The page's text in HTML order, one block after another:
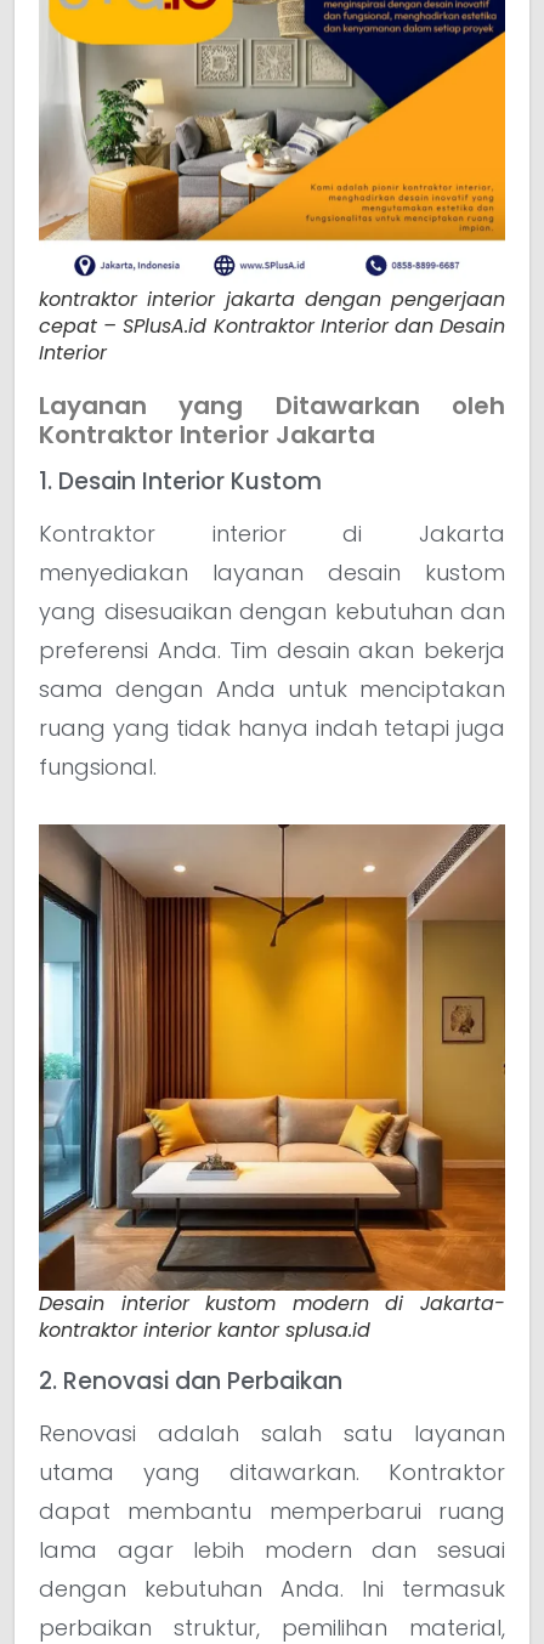
kontraktor interior jakarta dengan pengerjaan
cepat – SPlusA.id Kontraktor Interior dan Desain
Interior
Layanan yang Ditawarkan oleh
Kontraktor Interior Jakarta
1. Desain Interior Kustom
Kontraktor interior di Jakarta
menyediakan layanan desain kustom
yang disesuaikan dengan kebutuhan dan
preferensi Anda. Tim desain akan bekerja
sama dengan Anda untuk menciptakan
ruang yang tidak hanya indah tetapi juga
fungsional.
Desain interior kustom modern di Jakarta-
kontraktor interior kantor splusa.id
2. Renovasi dan Perbaikan
Renovasi adalah salah satu layanan
utama yang ditawarkan. Kontraktor
dapat membantu memperbarui ruang
lama agar lebih modern dan sesuai
dengan kebutuhan Anda. Ini termasuk
perbaikan struktur, pemilihan material,